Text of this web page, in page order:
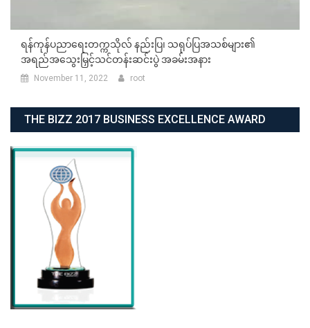
ရန်ကုန်ပညာရေးတက္ကသိုလ် နည်းပြ၊ သရုပ်ပြအသစ်များ၏
အရည်အသွေးမြှင့်သင်တန်းဆင်းပွဲ အခမ်းအနား
November 11, 2022 root
THE BIZZ 2017 BUSINESS EXCELLENCE AWARD